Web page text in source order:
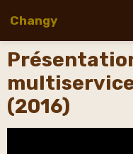
Changy
(2016)